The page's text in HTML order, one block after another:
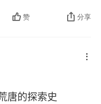
赞 分享
唐的探索史